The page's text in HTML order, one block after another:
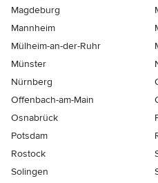
Magdeburg
Mannheim
Mülheim-an-der-Ruhr
Münster
Nürnberg
Offenbach-am-Main
Osnabrück
Potsdam
Rostock
Solingen